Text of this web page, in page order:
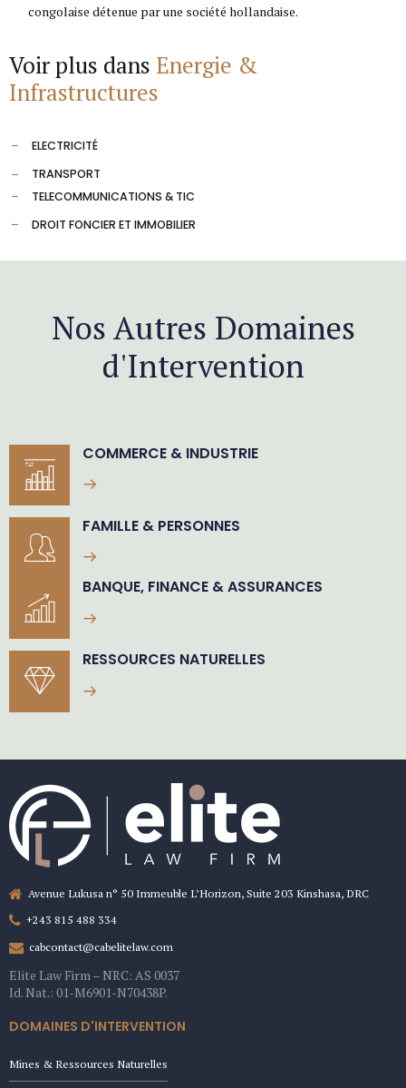
congolaise détenue par une société hollandaise.
Voir plus dans Energie &
Infrastructures
ELECTRICITÉ
TRANSPORT
TELECOMMUNICATIONS & TIC
DROIT FONCIER ET IMMOBILIER
Nos Autres Domaines
d'Intervention
COMMERCE & INDUSTRIE
FAMILLE & PERSONNES
BANQUE, FINANCE & ASSURANCES
RESSOURCES NATURELLES
Avenue Lukusa n° 50 Immeuble L’Horizon, Suite 203 Kinshasa, DRC
+243 815 488 334
cabcontact@cabelitelaw.com
Elite Law Firm – NRC: AS 0037
Id. Nat.: 01-M6901-N70438P.
DOMAINES D'INTERVENTION
Mines & Ressources Naturelles